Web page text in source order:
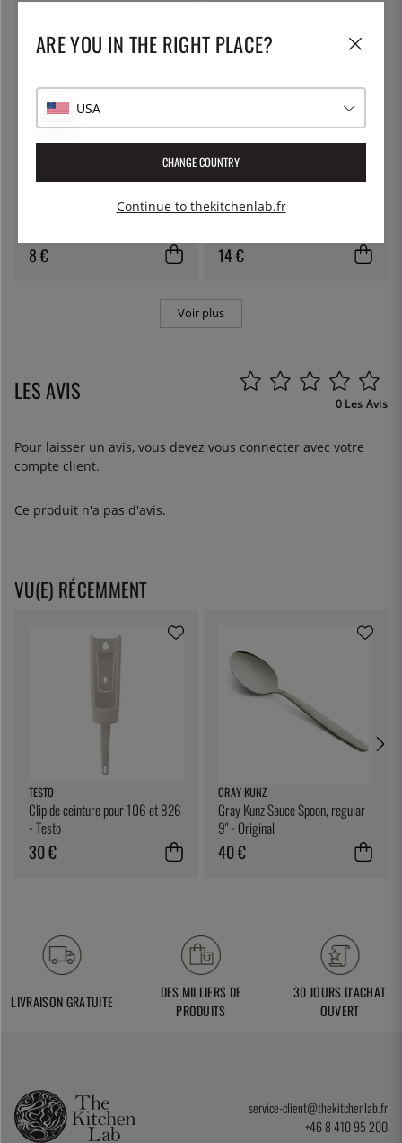
Verre à eau Pénélope 45 cl
8 €
Verre à Martini Pénélope 25 cl
14 €
Voir plus
LES AVIS 0 Les Avis
Pour laisser un avis, vous devez vous connecter avec votre
compte client.
Ce produit n'a pas d'avis.
VU(E) RÉCEMMENT
TESTO
Clip de ceinture pour 106 et 826
- Testo
30 €
GRAY KUNZ
Gray Kunz Sauce Spoon, regular
9" - Original
40 €
LIVRAISON GRATUITE
DES MILLIERS DE
PRODUITS
30 JOURS D'ACHAT
OUVERT
service-client@thekitchenlab.fr
+46 8 410 95 200
ARE YOU IN THE RIGHT PLACE?
USA
CHANGE COUNTRY
Continue to thekitchenlab.fr